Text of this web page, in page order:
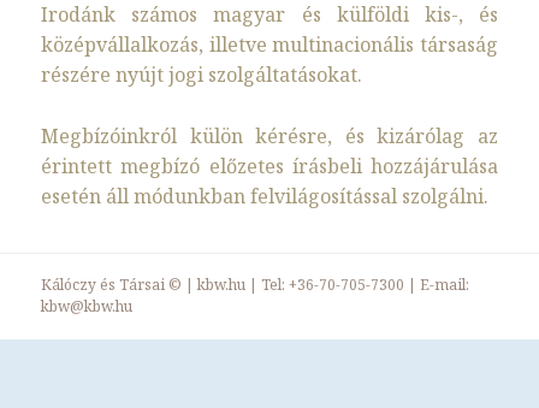
Irodánk számos magyar és külföldi kis-, és
középvállalkozás, illetve multinacionális társaság
részére nyújt jogi szolgáltatásokat.
Megbízóinkról külön kérésre, és kizárólag az
érintett megbízó előzetes írásbeli hozzájárulása
esetén áll módunkban felvilágosítással szolgálni.
Kálóczy és Társai © |kbw.hu | Tel:+36-70-705-7300 | E-mail:
kbw@kbw.hu